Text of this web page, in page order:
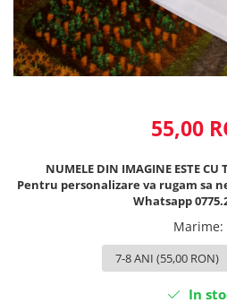
55,00
NUMELE DIN IMAGINE ESTE CU
Pentru personalizare va rugam sa
Whatsapp
Marime:
In